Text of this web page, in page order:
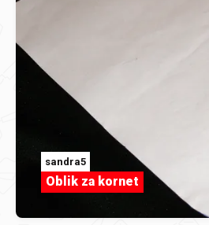
sandra5
Oblik za kornet